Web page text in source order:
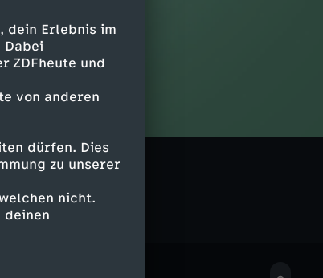
dein Erlebnis im
Dabei
ZDFheute und
von anderen
dürfen. Dies
zu unserer
nicht.